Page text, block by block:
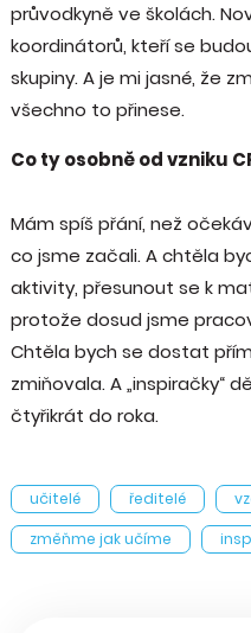
průvodkyně ve školách.
koordinátorů, kteří se
skupiny. A je mi jasné, že
všechno to přinese.
Co ty osobně od vzniku
Mám spíš přání, než
co jsme začali. A chtěla
aktivity, přesunout se k
protože dosud jsme
Chtěla bych se dostat
zmiňovala. A „inspiračky“
čtyřikrát do roka.
učitelé ředitelé
změňme jak učíme